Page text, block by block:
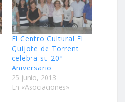
El Centro Cultural El
Quijote de Torrent
celebra su 20º
Aniversario
25 junio, 2013
En «Asociaciones»